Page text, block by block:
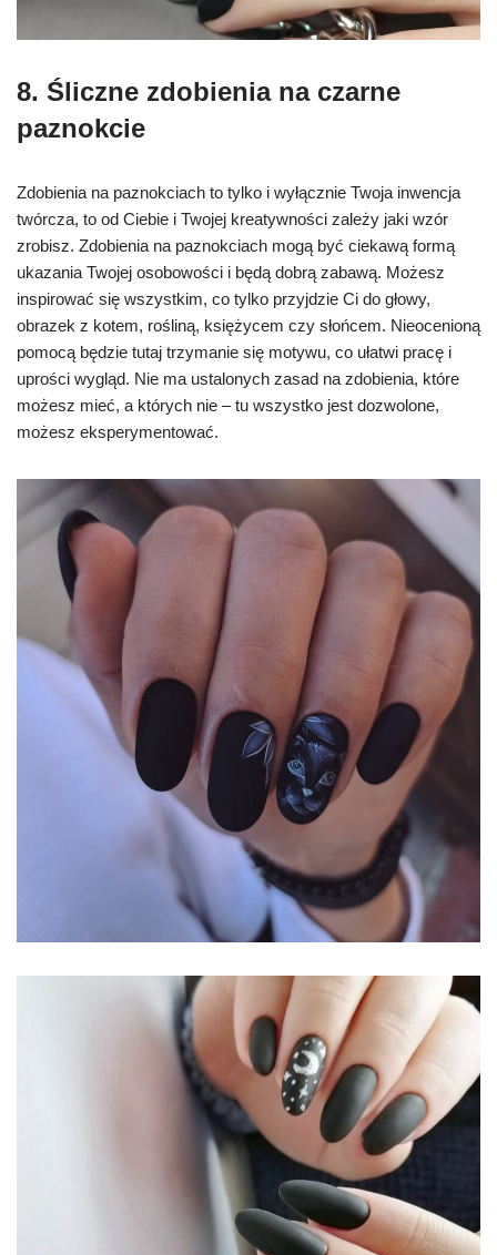
8. Śliczne zdobienia na czarne
paznokcie
Zdobienia na paznokciach to tylko i wyłącznie Twoja inwencja
twórcza, to od Ciebie i Twojej kreatywności zależy jaki wzór
zrobisz. Zdobienia na paznokciach mogą być ciekawą formą
ukazania Twojej osobowości i będą dobrą zabawą. Możesz
inspirować się wszystkim, co tylko przyjdzie Ci do głowy,
obrazek z kotem, rośliną, księżycem czy słońcem. Nieocenioną
pomocą będzie tutaj trzymanie się motywu, co ułatwi pracę i
uprości wygląd. Nie ma ustalonych zasad na zdobienia, które
możesz mieć, a których nie – tu wszystko jest dozwolone,
możesz eksperymentować.